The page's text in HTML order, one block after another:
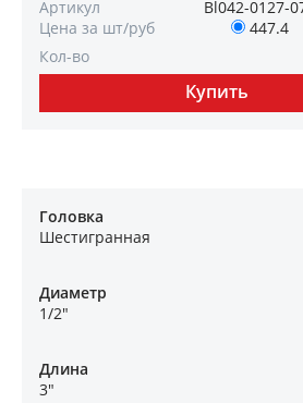
Артикул
Bl042-0127-
Цена за шт/руб
447.4
Кол-во
Головка
Шестигранная
Диаметр
1/2"
Длина
3"